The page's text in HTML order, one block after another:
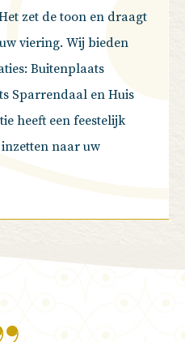
zet de toon en draagt
viering. Wij bieden
Buitenplaats
Sparrendaal en Huis
heeft een feestelijk
naar uw